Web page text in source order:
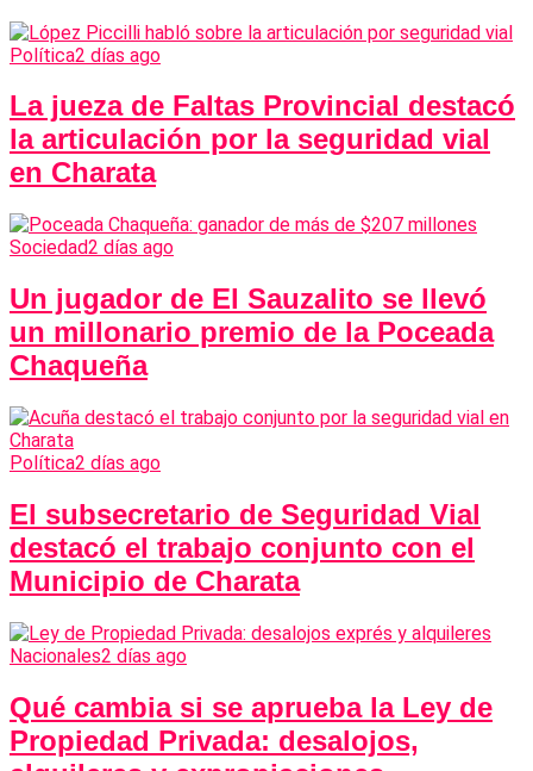
Política2 días ago
La jueza de Faltas Provincial destacó
la articulación por la seguridad vial
en Charata
Sociedad2 días ago
Un jugador de El Sauzalito se llevó
un millonario premio de la Poceada
Chaqueña
Política2 días ago
El subsecretario de Seguridad Vial
destacó el trabajo conjunto con el
Municipio de Charata
Nacionales2 días ago
Qué cambia si se aprueba la Ley de
Propiedad Privada: desalojos,